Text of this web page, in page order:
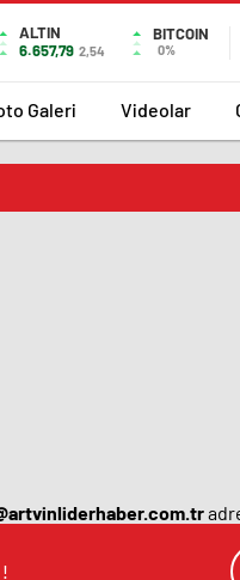
ALTIN
6.657,79 2,54
BITCOIN
0%
Galeri Videolar